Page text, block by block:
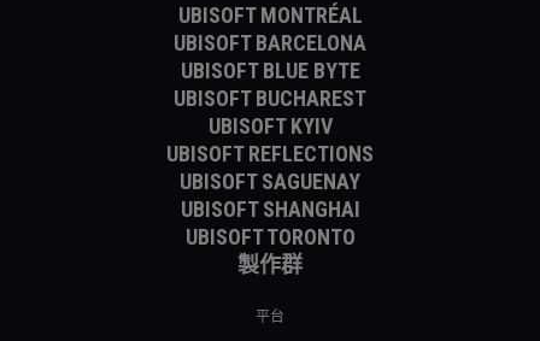
UBISOFT MONTRÉAL
UBISOFT BARCELONA
UBISOFT BLUE BYTE
UBISOFT BUCHAREST
UBISOFT KYIV
UBISOFT REFLECTIONS
UBISOFT SAGUENAY
UBISOFT SHANGHAI
UBISOFT TORONTO
製作群
平台